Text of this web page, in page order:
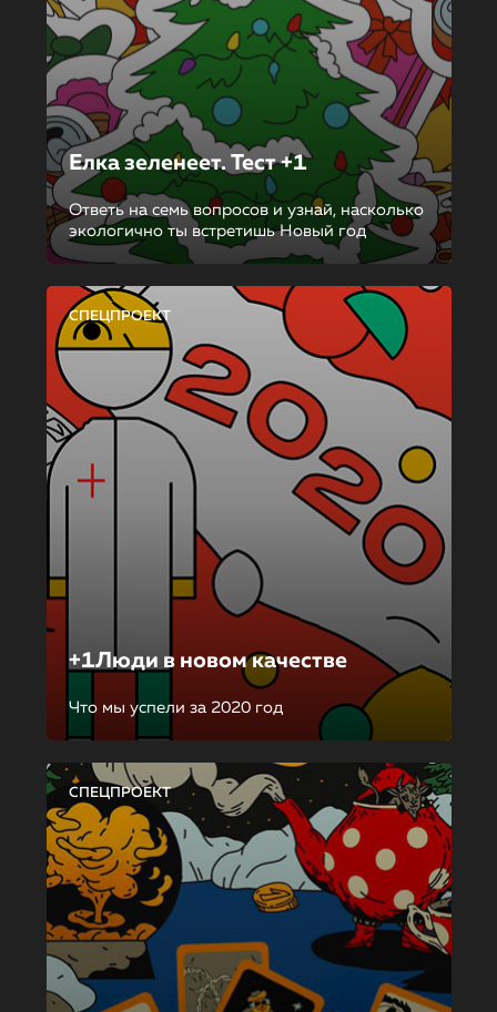
Елка зеленеет. Тест +1
Ответь на семь вопросов и узнай, насколько
экологично ты встретишь Новый год
СПЕЦПРОЕКТ
+1Люди в новом качестве
Что мы успели за 2020 год
СПЕЦПРОЕКТ